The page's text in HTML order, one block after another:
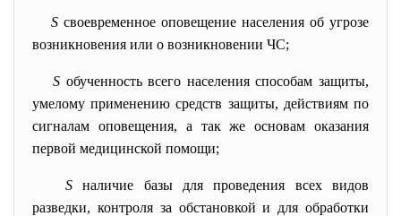
S своевременное оповещение населения об угрозе
возникновения или о возникновении ЧС;
S обученность всего населения способам защиты,
умелому применению средств защиты, действиям по
сигналам оповещения, а так же основам оказания
первой медицинской помощи;
Sналичие базы для проведения всех видов
разведки, контроля за обстановкой и для обработки